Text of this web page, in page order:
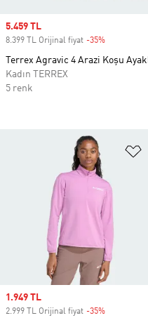
Sale price
1.949 TL
2.999 TL Orijinal fiyat -35%
Sale price
5.459 TL
8.399 TL Orijinal fiyat -35%
Terrex Agravic 4 Arazi Koşu
Kadın TERREX
5 renk